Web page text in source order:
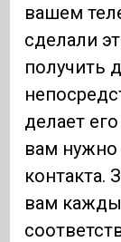
вашем
сделали
получить
делает
вам нужно
контакта.
вам